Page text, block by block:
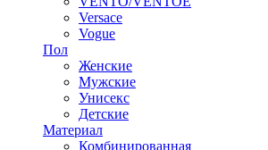
Versace
Vogue
Пол
Женские
Мужские
Унисекс
Детские
Материал
Комбинированная